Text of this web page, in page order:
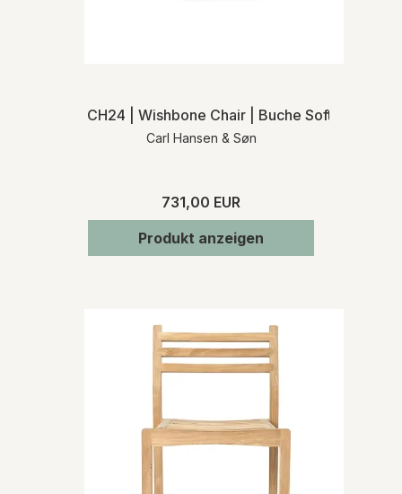
CH24 | Wishbone Chair | Buche Soft |
Carl Hansen & Søn
731,00 EUR
Produkt anzeigen